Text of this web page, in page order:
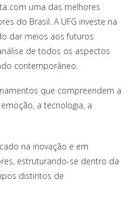
com uma das melhores
do Brasil. A UFG investe na
dar meios aos futuros
de todos os aspectos
contemporâneo.
que compreendem a
a tecnologia, a
na inovação e em
estruturando-se dentro da
distintos de